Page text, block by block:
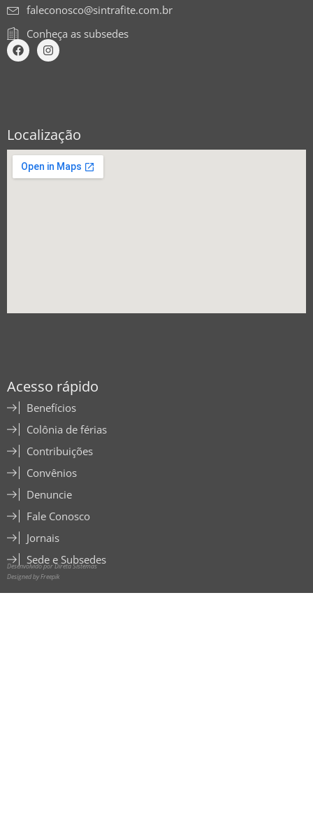
faleconosco@sintrafite.com.br
Conheça as subsedes
Localização
Acesso rápido
Benefícios
Colônia de férias
Contribuições
Convênios
Denuncie
Fale Conosco
Jornais
Sede e Subsedes
Desenvolvido por Direta Sistemas
Designed by Freepik